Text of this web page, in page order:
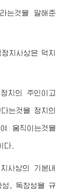
는것을 말해준
치사상은 덕치
치의 주인이고
는것을 정치의
움직이는것을
다.
사상의 기본내
성, 독창성을 규